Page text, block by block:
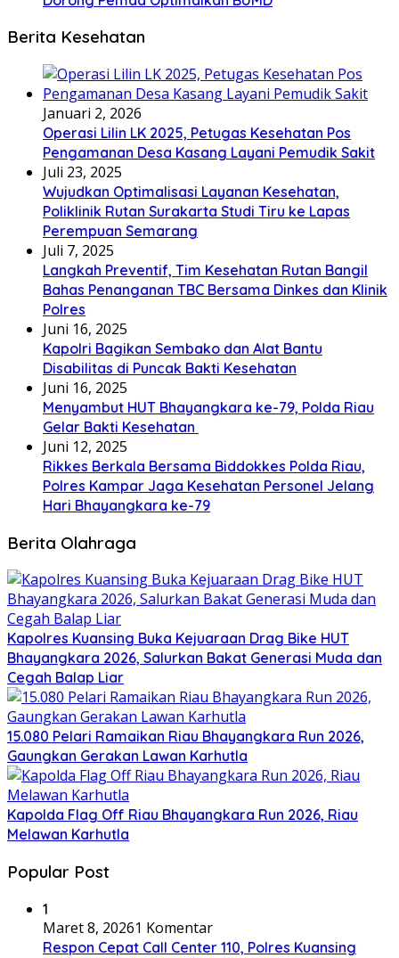
Berita Kesehatan
Januari 2, 2026
Operasi Lilin LK 2025, Petugas Kesehatan Pos
Pengamanan Desa Kasang Layani Pemudik Sakit
Juli 23, 2025
Wujudkan Optimalisasi Layanan Kesehatan,
Poliklinik Rutan Surakarta Studi Tiru ke Lapas
Perempuan Semarang
Juli 7, 2025
Langkah Preventif, Tim Kesehatan Rutan Bangil
Bahas Penanganan TBC Bersama Dinkes dan Klinik
Polres
Juni 16, 2025
Kapolri Bagikan Sembako dan Alat Bantu
Disabilitas di Puncak Bakti Kesehatan
Juni 16, 2025
Menyambut HUT Bhayangkara ke-79, Polda Riau
Gelar Bakti Kesehatan
Juni 12, 2025
Rikkes Berkala Bersama Biddokkes Polda Riau,
Polres Kampar Jaga Kesehatan Personel Jelang
Hari Bhayangkara ke-79
Berita Olahraga
Kapolres Kuansing Buka Kejuaraan Drag Bike HUT
Bhayangkara 2026, Salurkan Bakat Generasi Muda dan
Cegah Balap Liar
15.080 Pelari Ramaikan Riau Bhayangkara Run 2026,
Gaungkan Gerakan Lawan Karhutla
Kapolda Flag Off Riau Bhayangkara Run 2026, Riau
Melawan Karhutla
Popular Post
1
Maret 8, 20261 Komentar
Respon Cepat Call Center 110, Polres Kuansing